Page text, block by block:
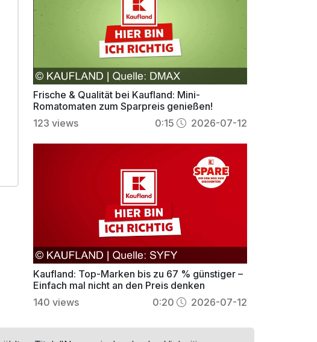
Frische & Qualität bei Kaufland: Mini-
Romatomaten zum Sparpreis genießen!
123 views 0:15 2026-07-12
Kaufland: Top-Marken bis zu 67 % günstiger –
Einfach mal nicht an den Preis denken
140 views 0:20 2026-07-12